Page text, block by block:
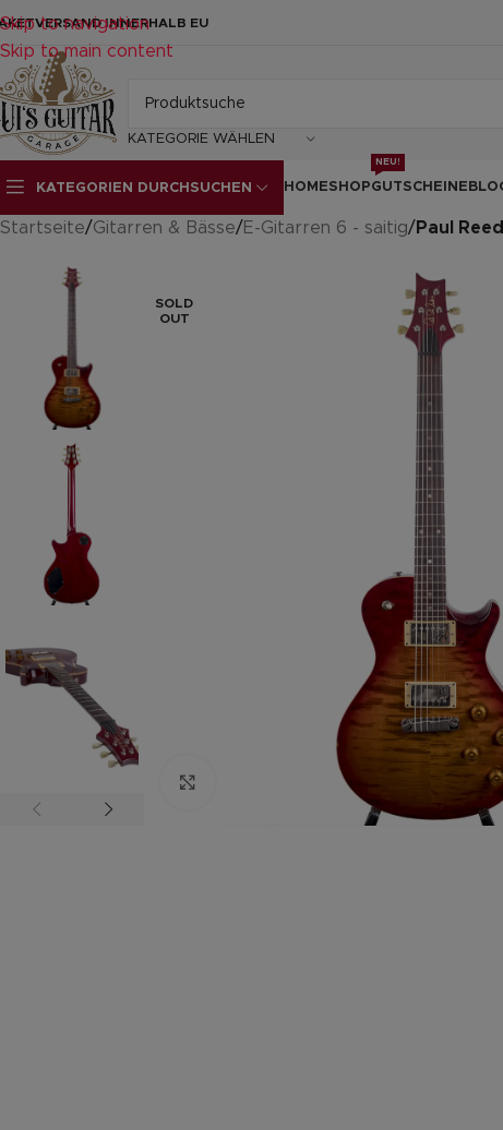
Skip to navigation
Skip to main content
INNERHALB EU
KATEGORIE WÄHLEN
KATEGORIEN DURCHSUCHEN HOMESHOPGUTSCHEINE
NEU!
Startseite/Gitarren & Bässe/E-Gitarren 6 - saitig/ Paul
SOLD
OUT
Zum vergrößern anklicken